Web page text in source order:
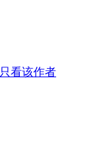
只看该作者